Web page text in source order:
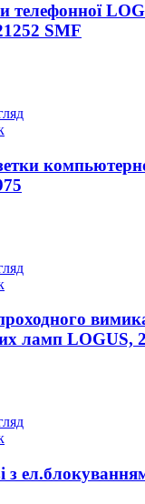
телефонної
SMF
ламп LOGUS,
з